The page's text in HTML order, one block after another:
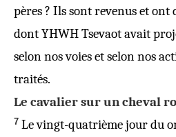
pères ? Ils sont revenus et ont
dont YHWH Tsevaot avait
selon nos voies et selon nos
traités.
Le cavalier sur un cheval
7 Le vingt-quatrième jour du